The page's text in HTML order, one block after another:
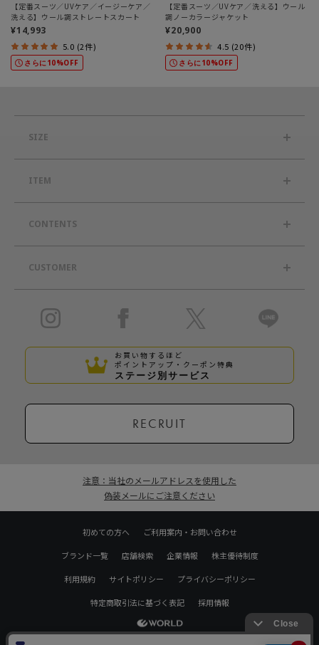
【定番スーツ／UVケア／イージーケア／
洗える】ウール調ストレートスカート
¥14,993
5.0 (2件)
さらに10%OFF
【定番スーツ／UVケア／洗える】ウール
調ノーカラージャケット
¥20,900
4.5 (20件)
さらに10%OFF
SIZE
ITEM
CONTENTS
CUSTOMER
お買い物するほど
ポイントアップ・クーポン特典
ステージ別サービス
RECRUIT
注意：当社のメールアドレスを使用した
偽装メールにご注意ください
初めての方へ ご利用案内・お問い合わせ
ブランド一覧 店舗検索 企業情報 株主優待制度
利用規約 サイトポリシー プライバシーポリシー
特定商取引法に基づく表記 採用情報